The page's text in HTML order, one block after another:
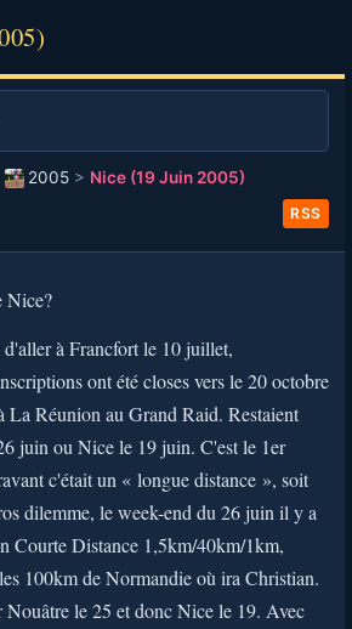
2005 > Nice (19 Juin 2005)
RSS
Nice?
à Francfort le 10 juillet,
ont été closes vers le 20 octobre
La Réunion au Grand Raid. Restaient
juin ou Nice le 19 juin. C'est le 1er
c'était un « longue distance », soit
dilemme, le week-end du 26 juin il y a
Courte Distance 1,5km/40km/1km,
100km de Normandie où ira Christian.
le 25 et donc Nice le 19. Avec